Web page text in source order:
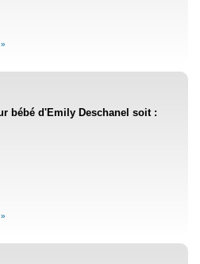
bébé d'Emily Deschanel soit :